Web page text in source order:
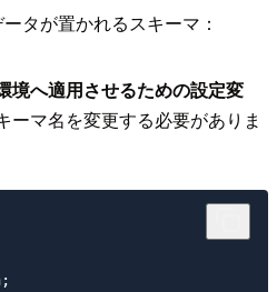
タが置かれるスキーマ：
境へ適用させるための設定変
ーマ名を変更する必要がありま